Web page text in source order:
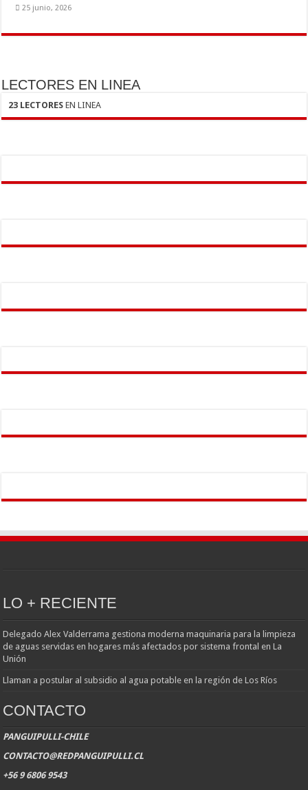
25 junio, 2026
LECTORES EN LINEA
23 LECTORES EN LINEA
LO + RECIENTE
Delegado Alex Valderrama gestiona moderna maquinaria para la limpieza
de aguas servidas en hogares más afectados por sistema frontal en La
Unión
Llaman a postular al subsidio al agua potable en la región de Los Ríos
CONTACTO
PANGUIPULLI-CHILE
CONTACTO@REDPANGUIPULLI.CL
+56 9 6806 9543